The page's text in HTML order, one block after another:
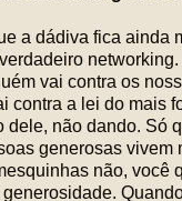
a dádiva fica ainda
networking.
vai contra os
contra a lei do mais
dele, não dando. Só
generosas vivem
não, você